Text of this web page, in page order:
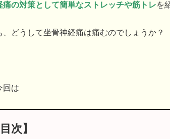
痛の対策として簡単なストレッチや筋トレを
、どうして坐骨神経痛は痛むのでしょうか？
回は
目次】